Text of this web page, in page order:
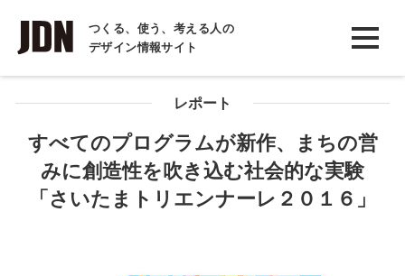
つくる、使う、考える人の
デザイン情報サイト
INTERVIEW
インタビュー
REPORT
COLUMN
コラム
レポート
すべてのプログラムが新作、まちの営
みに創造性を吹き込む社会的な実験
「さいたまトリエンナーレ２０１６」